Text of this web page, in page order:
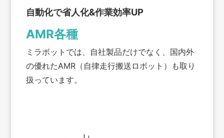
自動化で省人化&作業効率UP
AMR各種
ミラボットでは、自社製品だけでなく、国内外
の優れたAMR（自律走行搬送ロボット）も取り
扱っています。